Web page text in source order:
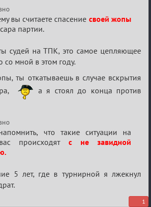
вы считаете спасение своей жопы
партии.
судей на ТПК, это самое цепляющее
со мной в этом году.
ты откатываешь в случае вскрытия
а я стоял до конца против
что такие ситуации на
происходят с не завидной
5 лет, где в турнирной я лжекнул
1